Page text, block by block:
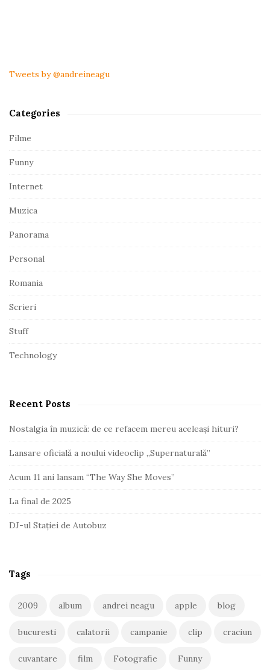
i
d
b
a
Tweets by @andreineagu
Categories
Filme
Funny
Internet
Muzica
Panorama
Personal
Romania
Scrieri
Stuff
Technology
Recent Posts
Nostalgia în muzică: de ce refacem mereu aceleași hituri?
Lansare oficială a noului videoclip „Supernaturală”
Acum 11 ani lansam “The Way She Moves”
La final de 2025
DJ-ul Stației de Autobuz
Tags
2009 album andrei neagu apple blog
bucuresti calatorii campanie clip craciun
cuvantare film Fotografie Funny